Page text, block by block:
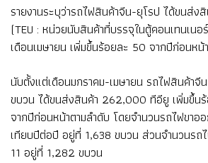
รายงานระบุว่ารถไฟสินค้าจีน-ยุโรป ได้ขนส่
(TEU : หน่วยนับสินค้าที่บรรจุในตู้คอนเทนเน
เดือนเมษายน เพิ่มขึ้นร้อยละ 50 จากปีก่อนหน้า
นับตั้งแต่เดือนมกราคม-เมษายน รถไฟสินค้า
ขบวน ได้ขนส่งสินค้า 262,000 ทีอียู เพิ่มขึ้น
จากปีก่อนหน้าตามลำดับ โดยจำนวนรถไฟขาอ
เทียบปีต่อปี อยู่ที่ 1,638 ขบวน ส่วนจำนวนรถไ
11 อยู่ที่ 1,282 ขบวน